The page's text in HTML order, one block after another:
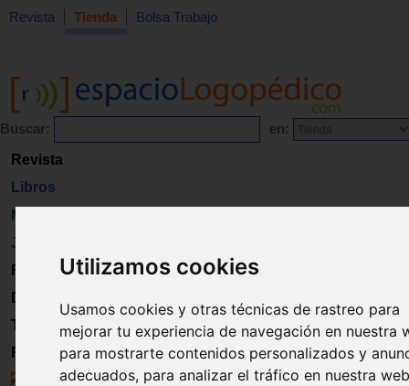
Utilizamos cookies
Usamos cookies y otras técnicas de rastreo para
mejorar tu experiencia de navegación en nuestra
para mostrarte contenidos personalizados y
adecuados, para analizar el tráfico en nuestra
Revista Tienda Bolsa Trabajo
Buscar: en:
Revista
Libros
Material
Juguetes
Formación
Directorio
Trabajo
Registro